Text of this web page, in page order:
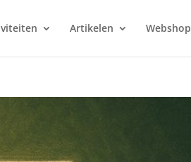
Artikelen Webshop